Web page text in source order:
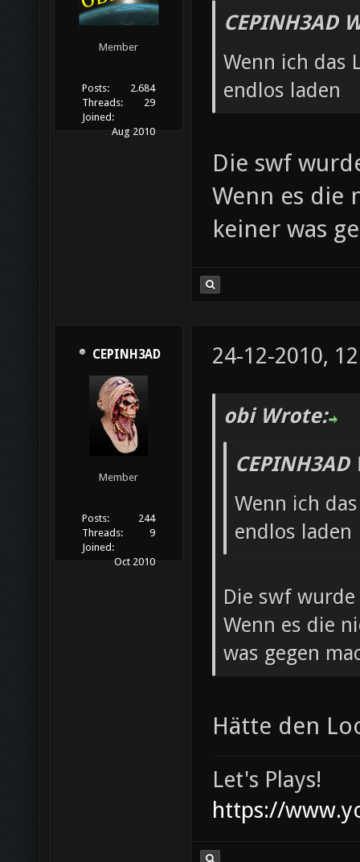
Member
Posts:
2.684
Threads:
29
Joined:
Aug 2010
CEPINH3AD
Wenn ich das
endlos laden
Die swf
Wenn es die
keiner was
CEPINH3AD
Member
Posts:
244
Threads:
9
Joined:
Oct 2010
24-12-2010,
obi Wrote:
Wenn ich
endlos laden
Die swf
Wenn es die
was gegen
Hätte den
Let's Plays!
https://